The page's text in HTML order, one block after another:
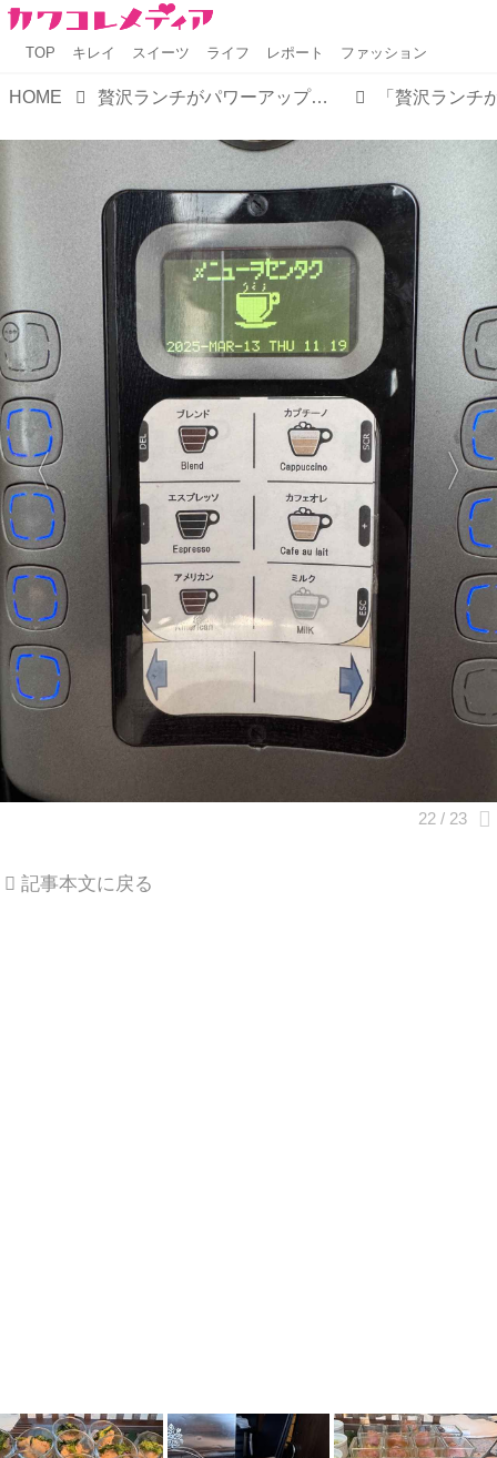
TOP キレイ スイーツ ライフ レポート ファッション
HOME 贅沢ランチがパワーアップ♡ザ ロイヤルパークホテル アイコニック 東京汐留「アイコニックランチ」がフルブッフェに進化
記事本文に戻る